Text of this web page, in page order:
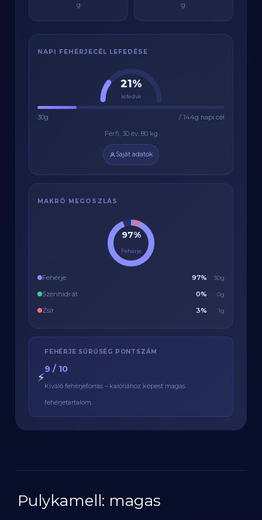
g g
NAPI FEHÉRJECÉL LEFEDÉSE
21%
lefedve
30g
/ 144g napi cél
Férfi, 30 év, 80 kg
Saját adatok
MAKRÓ MEGOSZLÁS
97%
Fehérje
Fehérje 97% 30g
Szénhidrát 0% 0g
Zsír 3% 1g
⚡
FEHÉRJE SŰRŰSÉG PONTSZÁM
9 / 10
Kiváló fehérjeforrás – kalóriához képest magas
fehérjetartalom.
Pulykamell: magas